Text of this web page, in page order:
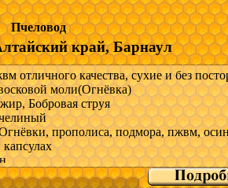
вопросы; Звоните но могу быть не
нет или пишите в Max, WhatsApp по
моли
Пчеловод
край, Барнаул
отличного качества, сухие и без
моли(Огнёвка)
Бобровая струя
прополиса, подмора, пжвм,